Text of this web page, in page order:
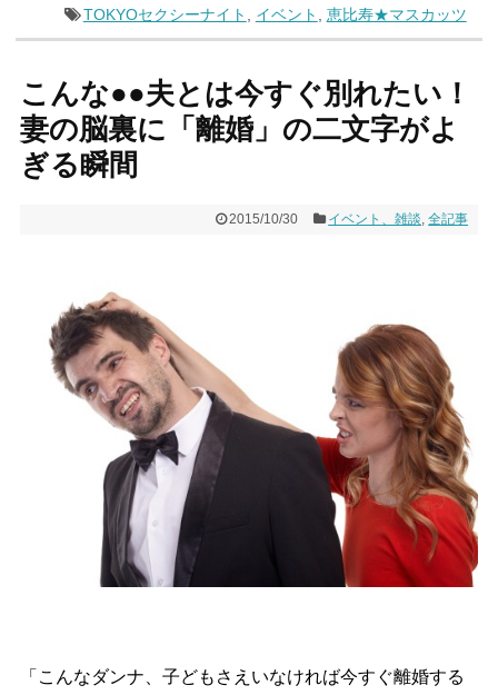
TOKYOセクシーナイト , イベント , 恵比寿★マスカッツ
こんな●●夫とは今すぐ別れたい！
妻の脳裏に「離婚」の二文字がよ
ぎる瞬間
2015/10/30 イベント、雑談,全記事
「こんなダンナ、子どもさえいなければ今すぐ離婚する